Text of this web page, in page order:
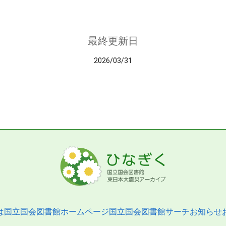
最終更新日
2026/03/31
国立国会図書館ホームページ国立国会図書館サーチお知らせ